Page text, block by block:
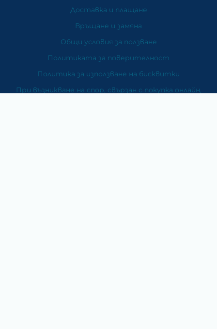
Доставка и плащане
Връщане и замяна
Общи условия за ползване
Политиката за поверителност
Политика за използване на бисквитки
При възникване на спор, свързан с покупка онлайн,